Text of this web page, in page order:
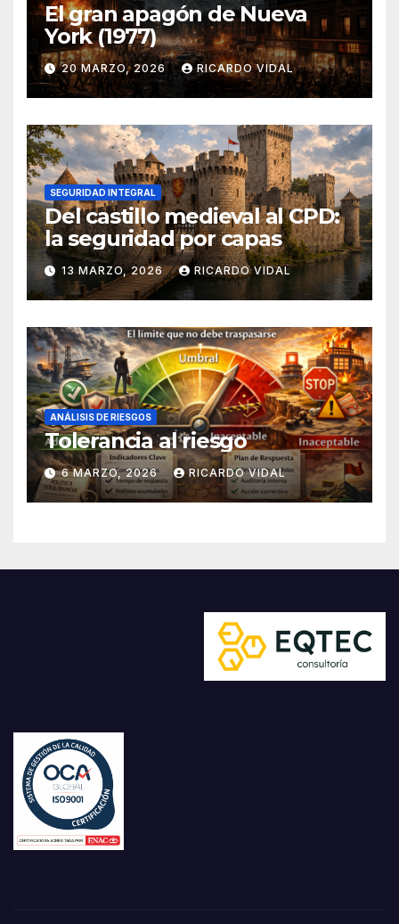
El gran apagón de Nueva
York (1977)
20 MARZO, 2026 RICARDO VIDAL
SEGURIDAD INTEGRAL
Del castillo medieval al CPD:
la seguridad por capas
13 MARZO, 2026 RICARDO VIDAL
ANÁLISIS DE RIESGOS
Tolerancia al riesgo
6 MARZO, 2026 RICARDO VIDAL